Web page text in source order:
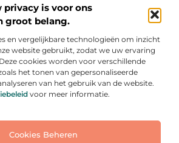
privacy is voor ons
groot belang.
en vergelijkbare technologieën om inzicht
website gebruikt, zodat we uw ervaring
cookies worden voor verschillende
het tonen van gepersonaliseerde
van het gebruik van de website.
voor meer informatie.
Cookies Beheren
nieuws op informe-toit.be
slimme ideeën en boeiende verhalen
voor jouw dagelijks leven.